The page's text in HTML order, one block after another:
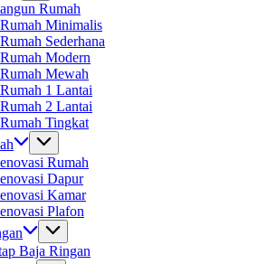
Rumah
Minimalis
Sederhana
Modern
Mewah
1 Lantai
2 Lantai
Tingkat
Rumah
Dapur
Kamar
Plafon
Baja Ringan